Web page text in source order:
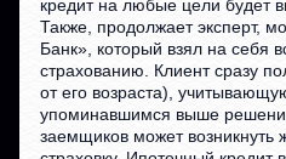
кредит на любые цели будет
Также, продолжает эксперт,
Банк», который взял на себя
страхованию. Клиент сразу
от его возраста),
упоминавшимся выше
заемщиков может возникнуть